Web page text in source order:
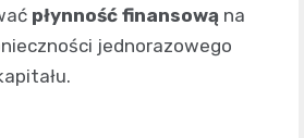
płynność finansową na
jednorazowego